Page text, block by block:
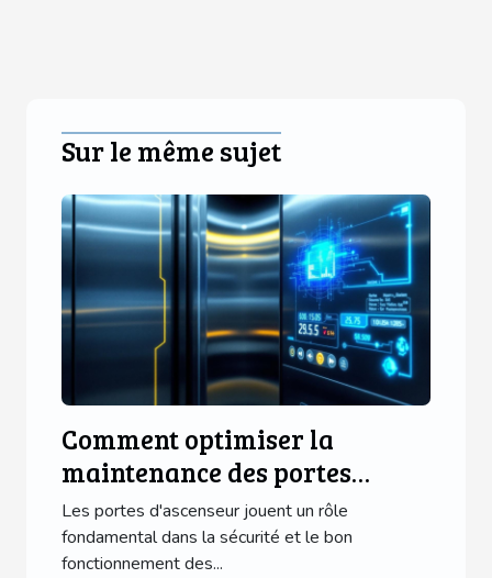
Sur le même sujet
Comment optimiser la
maintenance des portes
d'ascenseur avec des
technologies modernes ?
Les portes d'ascenseur jouent un rôle
fondamental dans la sécurité et le bon
fonctionnement des...